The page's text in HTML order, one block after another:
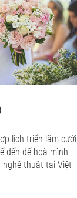
lịch triển lãm cưới
đến để hoà mình
thuật tại Việt